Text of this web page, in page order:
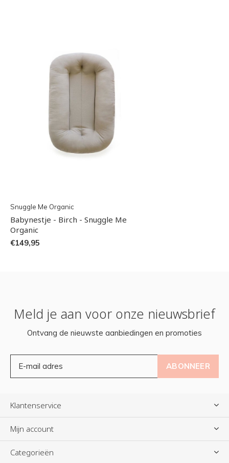
Snuggle Me Organic
Babynestje - Birch - Snuggle Me
Organic
€149,95
Meld je aan voor onze nieuwsbrief
Ontvang de nieuwste aanbiedingen en promoties
ABONNEER
Klantenservice
Mijn account
Categorieën